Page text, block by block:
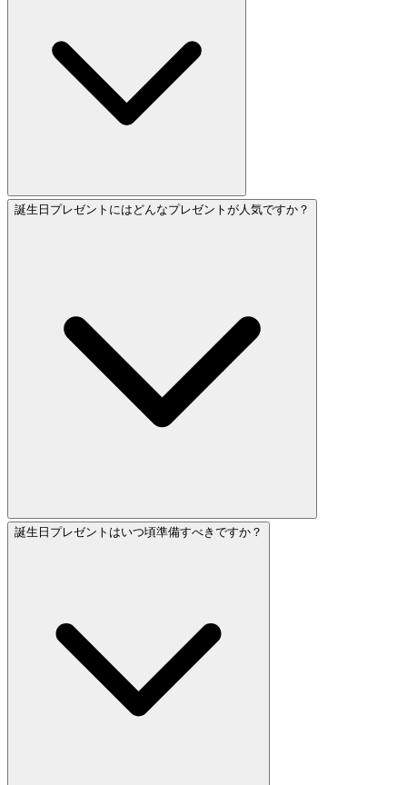
誕生日プレゼントにはどんなプレゼントが人気ですか？
誕生日プレゼントはいつ頃準備すべきですか？